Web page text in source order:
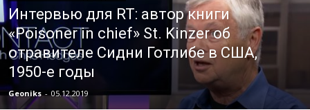
Интервью для RT: автор книги
«Poisoner in chief» St. Kinzer об
отравителе Сидни Готлибе в США,
1950-е годы
Geoniks - 05.12.2019